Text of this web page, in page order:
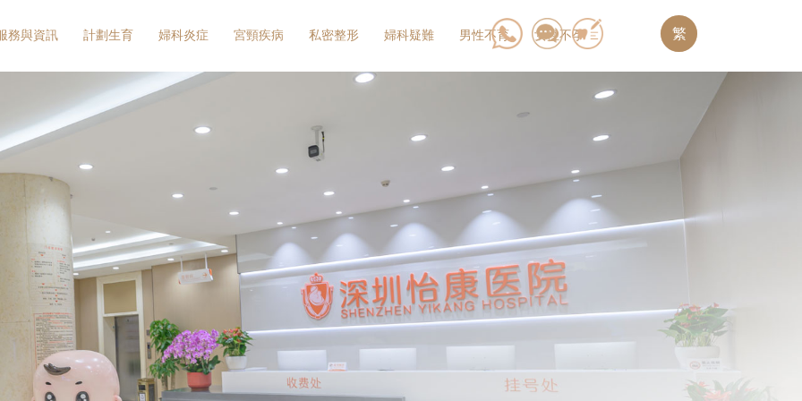
務與資訊 計劃生育 婦科炎症 宮頸疾病 私密整形 婦科疑難 男性不育 女性不孕 繁